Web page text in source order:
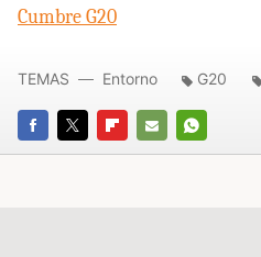
Cumbre G20
FACEBOOK
TWITTERFLIPBOARD
E-
WHATSAPP
TEMAS Entorno G20